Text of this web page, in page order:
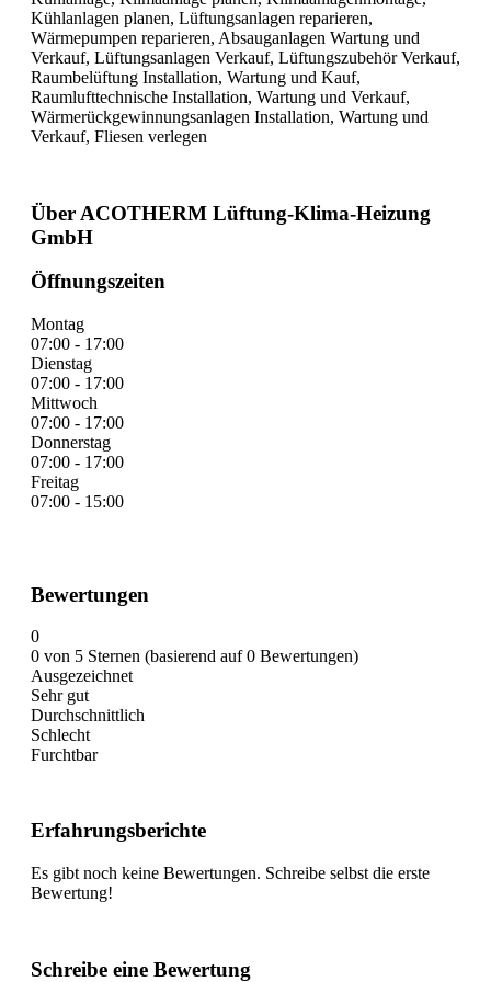
Kühlanlagen planen, Lüftungsanlagen reparieren,
Wärmepumpen reparieren, Absauganlagen Wartung und
Verkauf, Lüftungsanlagen Verkauf, Lüftungszubehör Verkauf,
Raumbelüftung Installation, Wartung und Kauf,
Raumlufttechnische Installation, Wartung und Verkauf,
Wärmerückgewinnungsanlagen Installation, Wartung und
Verkauf, Fliesen verlegen
Über ACOTHERM Lüftung-Klima-Heizung
GmbH
Öffnungszeiten
Montag
07:00 - 17:00
Dienstag
07:00 - 17:00
Mittwoch
07:00 - 17:00
Donnerstag
07:00 - 17:00
Freitag
07:00 - 15:00
Bewertungen
0
0 von 5 Sternen (basierend auf 0 Bewertungen)
Ausgezeichnet
Sehr gut
Durchschnittlich
Schlecht
Furchtbar
Erfahrungsberichte
Es gibt noch keine Bewertungen. Schreibe selbst die erste
Bewertung!
Schreibe eine Bewertung